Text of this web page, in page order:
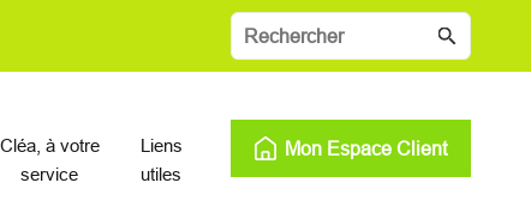
Cléa, à votre
service
Liens
utiles
Mon Espace Client